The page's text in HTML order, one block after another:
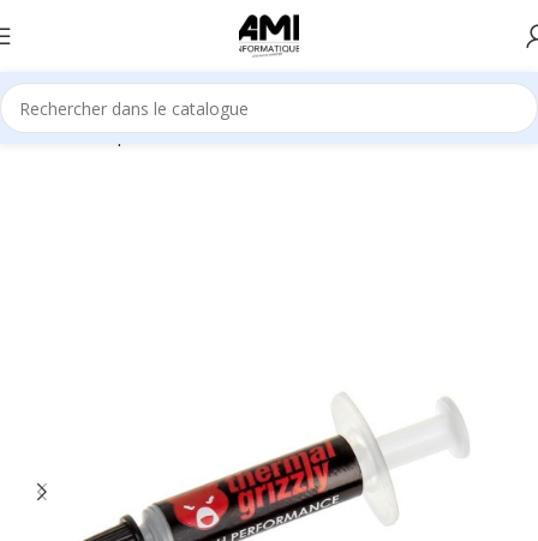
Accueil Composants Processeurs (CPU)